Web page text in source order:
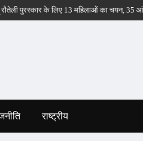
के लिए 13 महिलाओं का चयन, 35 आंगनबाड़ी
राष्ट्रीय